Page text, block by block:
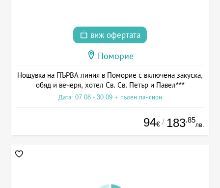
виж офертата
Поморие
Нощувка на ПЪРВА линия в Поморие с включена закуска,
обяд и вечеря, хотел Св. Св. Петър и Павел***
Дата: 07.08 - 30.09 + пълен пансион
94€ / 183.85
лв.